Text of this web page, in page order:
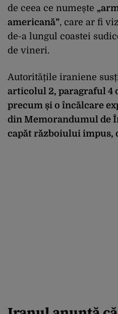
de ceea ce numește
americană”, care ar fi
de-a lungul coastei
de vineri.
Autoritățile iraniene
articolul 2, paragraful 4
precum și o încălcare
din Memorandumul de
capăt războiului impus,